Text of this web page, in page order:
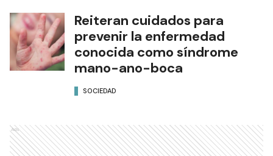
Reiteran cuidados para
prevenir la enfermedad
conocida como síndrome
mano-ano-boca
SOCIEDAD
Ads